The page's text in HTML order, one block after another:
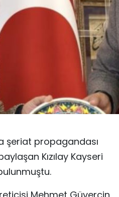
şeriat propagandası
Kızılay Kayseri